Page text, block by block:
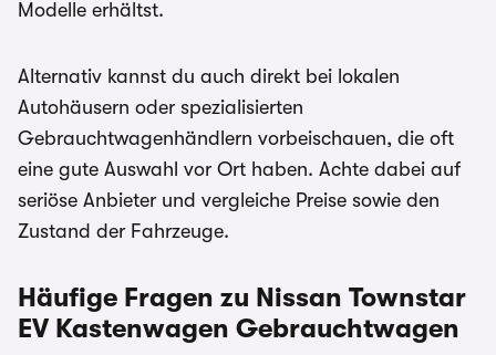
Modelle erhältst.
Alternativ kannst du auch direkt bei lokalen
Autohäusern oder spezialisierten
Gebrauchtwagenhändlern vorbeischauen, die oft
eine gute Auswahl vor Ort haben. Achte dabei auf
seriöse Anbieter und vergleiche Preise sowie den
Zustand der Fahrzeuge.
Häufige Fragen zu Nissan Townstar
EV Kastenwagen Gebrauchtwagen